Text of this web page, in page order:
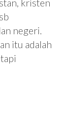
kristen
negeri.
itu adalah